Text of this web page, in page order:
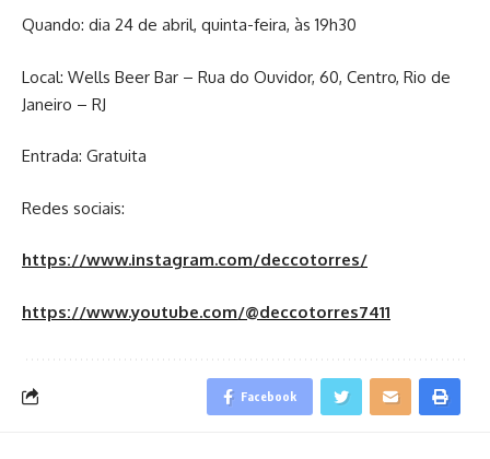
Quando: dia 24 de abril, quinta-feira, às 19h30
Local: Wells Beer Bar – Rua do Ouvidor, 60, Centro, Rio de
Janeiro – RJ
Entrada: Gratuita
Redes sociais:
https://www.instagram.com/deccotorres/
https://www.youtube.com/@deccotorres7411
Facebook